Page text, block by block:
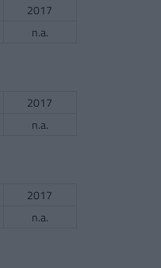
2017
n.a.
2017
n.a.
2017
n.a.